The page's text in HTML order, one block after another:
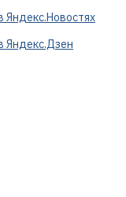
Яндекс.Новостях
Яндекс.Дзен